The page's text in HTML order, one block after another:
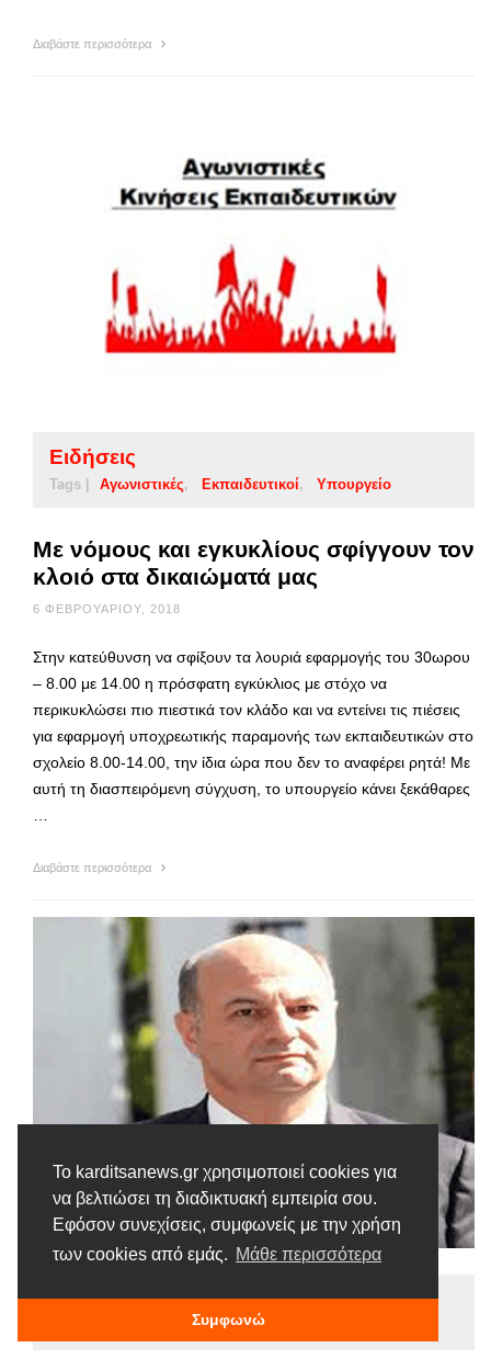
Το karditsanews.gr χρησιμοποιεί cookies για
να βελτιώσει τη διαδικτυακή εμπειρία σου.
Εφόσον συνεχίσεις, συμφωνείς με την χρήση
των cookies από εμάς. Μάθε περισσότερα
Συμφωνώ
Διαβάστε περισσότερα
Ειδήσεις
Tags | Αγωνιστικές Εκπαιδευτικοί Υπουργείο
Με νόμους και εγκυκλίους σφίγγουν τον
κλοιό στα δικαιώματά μας
6 ΦΕΒΡΟΥΑΡΊΟΥ, 2018
Στην κατεύθυνση να σφίξουν τα λουριά εφαρμογής του 30ωρου
– 8.00 με 14.00 η πρόσφατη εγκύκλιος με στόχο να
περικυκλώσει πιο πιεστικά τον κλάδο και να εντείνει τις πιέσεις
για εφαρμογή υποχρεωτικής παραμονής των εκπαιδευτικών στο
σχολείο 8.00-14.00, την ίδια ώρα που δεν το αναφέρει ρητά! Με
αυτή τη διασπειρόμενη σύγχυση, το υπουργείο κάνει ξεκάθαρες
…
Διαβάστε περισσότερα
Ειδήσεις
Τσιάρας Υπουργείο